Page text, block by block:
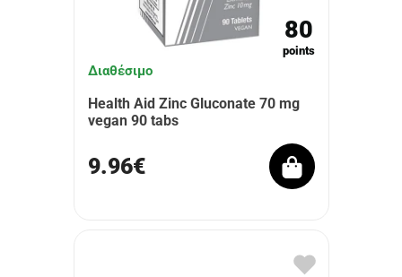
80
points
Διαθέσιμο
Health Aid Zinc Gluconate 70 mg
vegan 90 tabs
9.96€